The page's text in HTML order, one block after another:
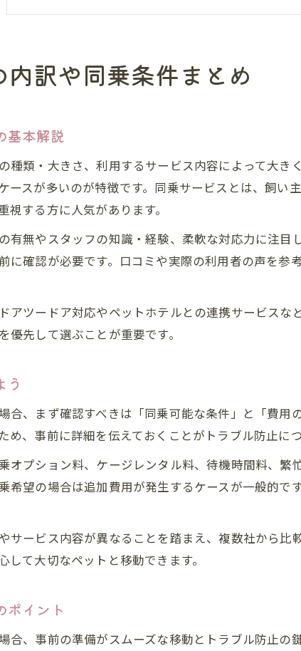
同乗可能なペットと条件を事前に確認し
ペットと安全に移動するための同乗対応比較
ペット引っ越しの同乗対応を徹底比較
同乗可能なペットと安全対策のポイント
各業者の同乗サービス比較で見極めるコ
長距離引越しなら費用と同乗の両立が鍵に
長距離ペット引っ越しと同乗サービスの
費用と同乗対応が両立できる業者の特徴
同乗サービス利用時の費用抑制のコツ紹
長距離移動時は費用と同乗条件に要注意
同乗サービスを選ぶ際に見逃せないポイ
ペット引っ越し時に同乗条件を比較する
同乗サービス選びで後悔しないための基
費用だけでなく同乗サポート内容も要確
ペット引っ越し費用相場と同乗プラン比
同乗可能なプランで費用の目安を把握しよ
同乗プランを賢く比較し費用を抑える方
訳や同乗条件まとめ
基本解説
種類・大きさ、利用するサービス内容によって大き
ースが多いのが特徴です。同乗サービスとは、飼い
する方に人気があります。
有無やスタッフの知識・経験、柔軟な対応力に注
に確認が必要です。口コミや実際の利用者の声を参
ツードア対応やペットホテルとの連携サービスな
先して選ぶことが重要です。
う
合、まず確認すべきは「同乗可能な条件」と「費用
、事前に詳細を伝えておくことがトラブル防止につ
オプション料、ケージレンタル料、待機時間料、
希望の場合は追加費用が発生するケースが一般的で
サービス内容が異なることを踏まえ、複数社から
て大切なペットと移動できます。
ポイント
合、事前の準備がスムーズな移動とトラブル防止の